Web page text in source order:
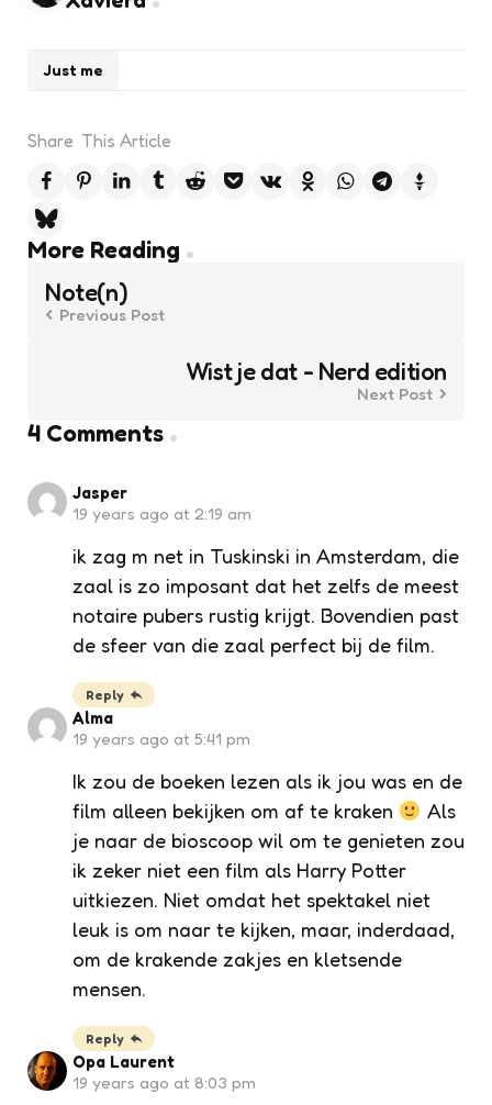
Just me
Share This Article
More Reading
Post
navigation
Note(n)
Previous Post
Wist je dat - Nerd edition
Next Post
4 Comments
Jasper
19 years ago at 2:19 am
ik zag m net in Tuskinski in Amsterdam, die
zaal is zo imposant dat het zelfs de meest
notaire pubers rustig krijgt. Bovendien past
de sfeer van die zaal perfect bij de film.
Reply
Alma
19 years ago at 5:41 pm
Ik zou de boeken lezen als ik jou was en de
film alleen bekijken om af te kraken
Als
je naar de bioscoop wil om te genieten zou
ik zeker niet een film als Harry Potter
uitkiezen. Niet omdat het spektakel niet
leuk is om naar te kijken, maar, inderdaad,
om de krakende zakjes en kletsende
mensen.
Reply
Opa Laurent
19 years ago at 8:03 pm